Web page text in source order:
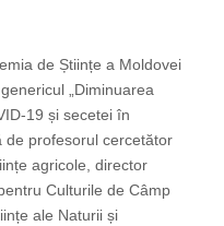
de Științe a Moldovei
„Diminuarea
19 și secetei în
de profesorul cercetător
agricole, director
Culturile de Câmp
ale Naturii și